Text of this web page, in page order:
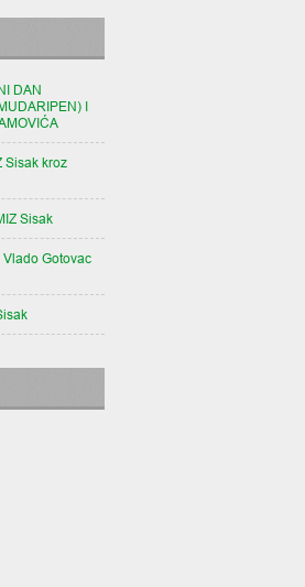
DAN
I
Sisak kroz
Sisak
Gotovac